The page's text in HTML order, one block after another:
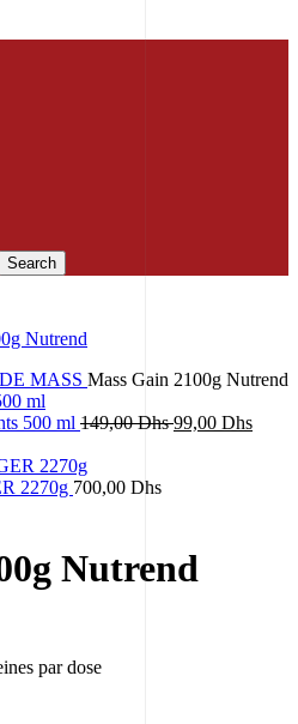
Search
MASS Mass Gain 2100g Nutrend
500 ml 149,00DhsLe
99,00 DhsLe
2270g 700,00 Dhs
Nutrend
par dose